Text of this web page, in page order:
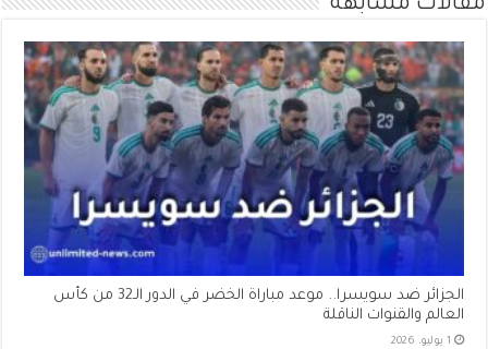
مقالات مشابهة
الجزائر ضد سويسرا.. موعد مباراة الخضر في الدور الـ32 من كأس
العالم والقنوات الناقلة
1 يوليو، 2026